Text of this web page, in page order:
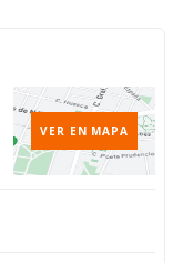
VER EN MAPA